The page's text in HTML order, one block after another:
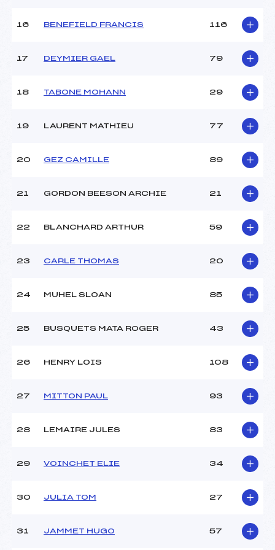
U12
16 BENEFIELD FRANCIS 116
17 DEYMIER GAEL 79
18 TABONE MOHANN 29
19 LAURENT MATHIEU 77
20 GEZ CAMILLE 89
21 GORDON BEESON ARCHIE 21
22 BLANCHARD ARTHUR 59
23 CARLE THOMAS 20
24 MUHEL SLOAN 85
25 BUSQUETS MATA ROGER 43
26 HENRY LOIS 108
27 MITTON PAUL 93
28 LEMAIRE JULES 83
29 VOINCHET ELIE 34
30 JULIA TOM 27
31 JAMMET HUGO 57